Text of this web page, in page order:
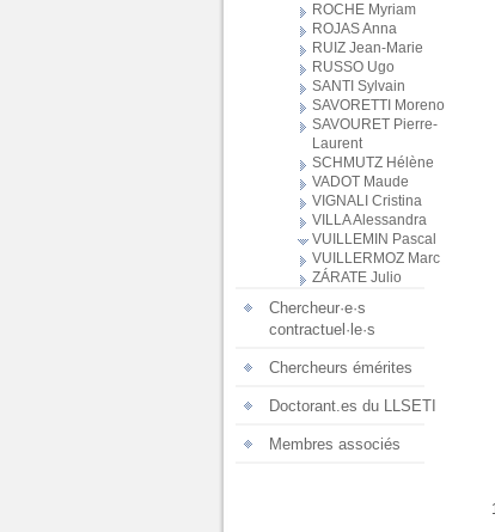
ROCHE Myriam
ROJAS Anna
RUIZ Jean-Marie
RUSSO Ugo
SANTI Sylvain
SAVORETTI Moreno
SAVOURET Pierre-
Laurent
SCHMUTZ Hélène
VADOT Maude
VIGNALI Cristina
VILLA Alessandra
VUILLEMIN Pascal
VUILLERMOZ Marc
ZÁRATE Julio
Chercheur·e·s
contractuel·le·s
Chercheurs émérites
Doctorant.es du LLSETI
Membres associés